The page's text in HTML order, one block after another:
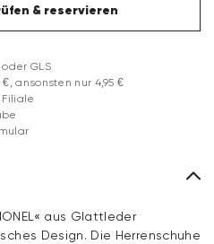
& reservieren
GLS
ansonsten nur 4,95 €
aus Glattleder
Design. Die Herrenschuhe